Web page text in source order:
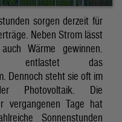
sorgen derzeit für
Neben Strom lässt
Wärme gewinnen.
entlastet das
Dennoch steht sie oft im
Photovoltaik. Die
vergangenen Tage hat
Sonnenstunden